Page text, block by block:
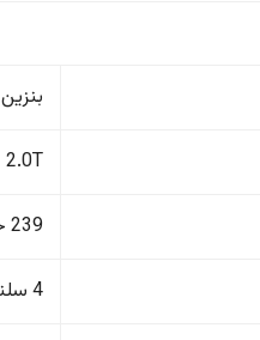
بنزين
2.0T
239 حصان
4 سلندر